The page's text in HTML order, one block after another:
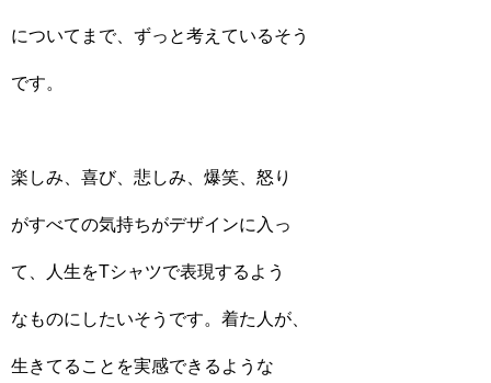
についてまで、ずっと考えているそう
です。
楽しみ、喜び、悲しみ、爆笑、怒り
がすべての気持ちがデザインに入っ
て、人生をTシャツで表現するよう
なものにしたいそうです。着た人が、
生きてることを実感できるような